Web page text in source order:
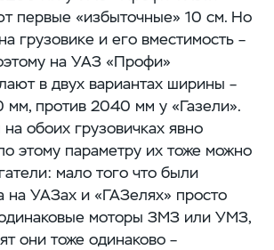
первые «избыточные» 10 см. Но
грузовике и его вместимость –
на УАЗ «Профи»
в двух вариантах ширины –
мм, против 2040 мм у «Газели».
обоих грузовичках явно
этому параметру их тоже можно
мало того что были
на УАЗах и «ГАЗелях» просто
моторы ЗМЗ или УМЗ,
они тоже одинаково –